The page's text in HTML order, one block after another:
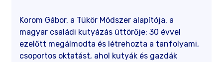
Korom Gábor, a Tükör Módszer alapítója, a
magyar családi kutyázás úttörője: 30 évvel
ezelőtt megálmodta és létrehozta a tanfolyami,
csoportos oktatást, ahol kutyák és gazdák